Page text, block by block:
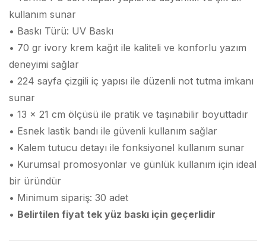
kullanım sunar
• Baskı Türü: UV Baskı
• 70 gr ivory krem kağıt ile kaliteli ve konforlu yazım
deneyimi sağlar
• 224 sayfa çizgili iç yapısı ile düzenli not tutma imkanı
sunar
• 13 x 21 cm ölçüsü ile pratik ve taşınabilir boyuttadır
• Esnek lastik bandı ile güvenli kullanım sağlar
• Kalem tutucu detayı ile fonksiyonel kullanım sunar
• Kurumsal promosyonlar ve günlük kullanım için ideal
bir üründür
• Minimum sipariş: 30 adet
• Belirtilen fiyat tek yüz baskı için geçerlidir